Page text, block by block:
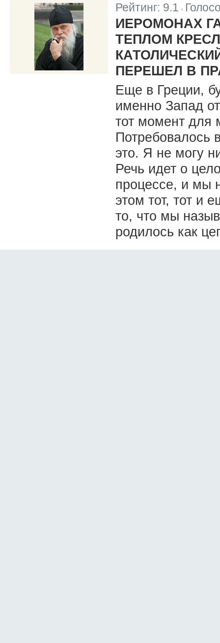
Рейтинг: 9.1 |
ИЕРОМОНАХ
ТЕПЛОМ
ПЕРЕШЕЛ В
Еще в Греции,
именно Запад
тот момент для
Потребовалось
это. Я не могу
Речь идет о
процессе, и мы
этом тот, тот и
то, что мы
родилось как